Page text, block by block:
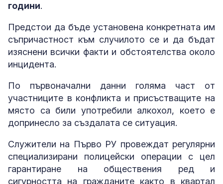
години.
Предстои да бъде установена конкретната им
съпричастност към случилото се и да бъдат
изяснени всички факти и обстоятелства около
инцидента.
По първоначални данни голяма част от
участниците в конфликта и присъстващите на
място са били употребили алкохол, което е
допринесло за създалата се ситуация.
Служители на Първо РУ провеждат регулярни
специализирани полицейски операции с цел
гарантиране на обществения ред и
сигурността на гражданите както в квартал